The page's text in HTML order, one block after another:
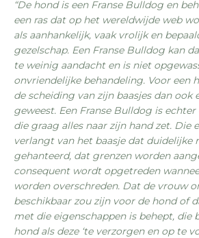
“De hond is een Franse Bulldog en
een ras dat op het wereldwijde web
als aanhankelijk, vaak vrolijk en
gezelschap. Een Franse Bulldog kan
te weinig aandacht en is niet
onvriendelijke behandeling. Voor een
de scheiding van zijn baasjes dan ook
geweest. Een Franse Bulldog is
die graag alles naar zijn hand zet. Die
verlangt van het baasje dat duidelijke
gehanteerd, dat grenzen worden
consequent wordt opgetreden
worden overschreden. Dat de vrouw
beschikbaar zou zijn voor de hond of
met die eigenschappen is behept, die
hond als deze ‘te verzorgen en op te